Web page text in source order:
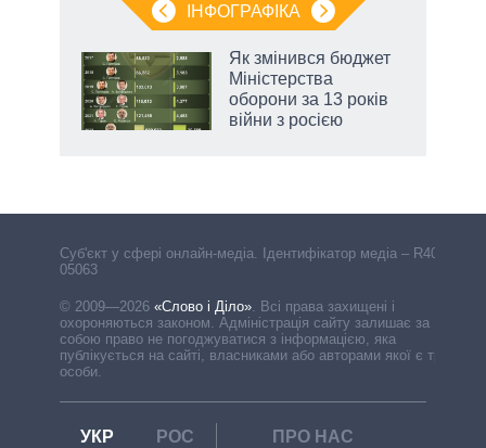
ІНФОГРАФІКА
Як змінився бюджет
Міністерства
оборони за 13 років
війни з росією
Cуб'єкт у сфері онлайн-медіа. Ідентифікатор медіа – R40-
05063
© 2009—2026 «Слово і Діло». Всі права захищені і
охороняються законом. Адміністрація сайту залишає за
собою право не погоджуватися з інформацією, яка
публікується на сайті, власниками або авторами якої є треті
особи.
УКР РОС
ПРО НАС